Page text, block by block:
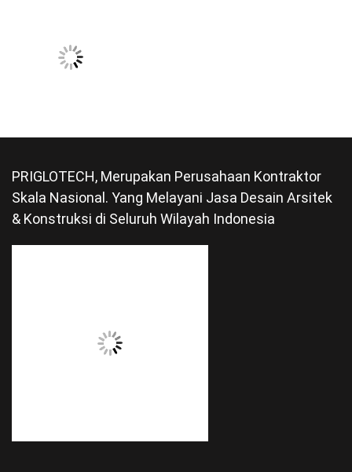
PRIGLOTECH, Merupakan Perusahaan Kontraktor
Skala Nasional. Yang Melayani Jasa Desain Arsitek
& Konstruksi di Seluruh Wilayah Indonesia